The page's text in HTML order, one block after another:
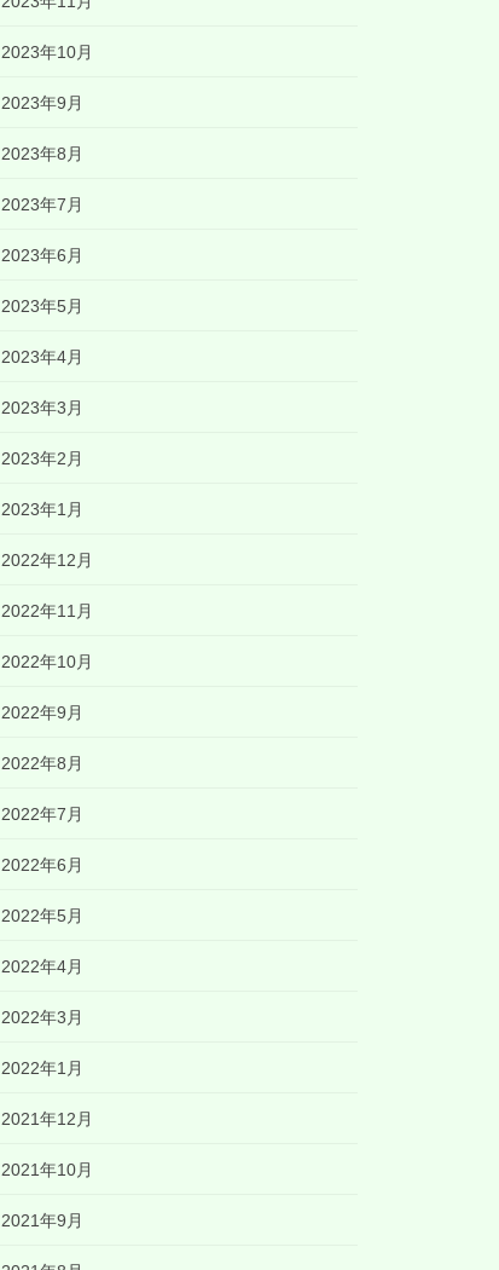
2023年10月
2023年9月
2023年8月
2023年7月
2023年6月
2023年5月
2023年4月
2023年3月
2023年2月
2023年1月
2022年12月
2022年11月
2022年10月
2022年9月
2022年8月
2022年7月
2022年6月
2022年5月
2022年4月
2022年3月
2022年1月
2021年12月
2021年10月
2021年9月